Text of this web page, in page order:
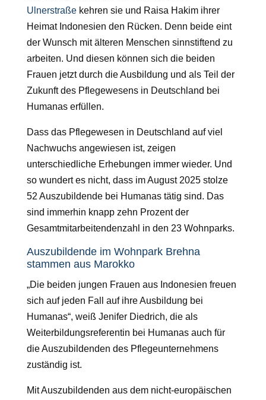
Ulnerstraßekehren sie und Raisa Hakim ihrer
Heimat Indonesien den Rücken. Denn beide eint
der Wunsch mit älteren Menschen sinnstiftend zu
arbeiten. Und diesen können sich die beiden
Frauen jetzt durch die Ausbildung und als Teil der
Zukunft des Pflegewesens in Deutschland bei
Humanas erfüllen.
Dass das Pflegewesen in Deutschland auf viel
Nachwuchs angewiesen ist, zeigen
unterschiedliche Erhebungen immer wieder. Und
so wundert es nicht, dass im August 2025 stolze
52 Auszubildende bei Humanas tätig sind. Das
sind immerhin knapp zehn Prozent der
Gesamtmitarbeitendenzahl in den 23 Wohnparks.
Auszubildende im Wohnpark Brehna
stammen aus Marokko
„Die beiden jungen Frauen aus Indonesien freuen
sich auf jeden Fall auf ihre Ausbildung bei
Humanas“, weiß Jenifer Diedrich, die als
Weiterbildungsreferentin bei Humanas auch für
die Auszubildenden des Pflegeunternehmens
zuständig ist.
Mit Auszubildenden aus dem nicht-europäischen